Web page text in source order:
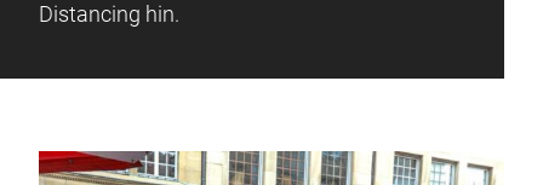
Distancing hin.